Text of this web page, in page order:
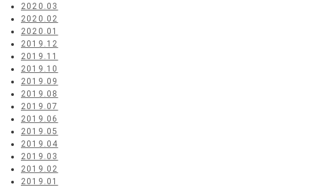
2020.03
2020.02
2020.01
2019.12
2019.11
2019.10
2019.09
2019.08
2019.07
2019.06
2019.05
2019.04
2019.03
2019.02
2019.01